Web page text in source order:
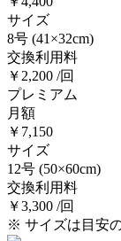
サイズ
8号 (41×32cm)
交換利用料
￥2,200 /回
プレミアム
月額
￥7,150
サイズ
12号 (50×60cm)
交換利用料
￥3,300 /回
※ サイズは目安